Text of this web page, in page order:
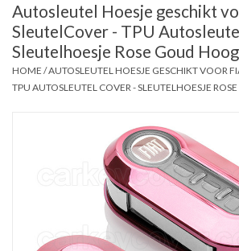
Accessoires
Veelgestelde vragen
Autosleutel Hoesje geschikt
SleutelCover - TPU
Sleutelhoesje Rose Goud
HOME /AUTOSLEUTEL HOESJE GESCHIKT VOOR
TPU AUTOSLEUTEL COVER - SLEUTELHOESJE